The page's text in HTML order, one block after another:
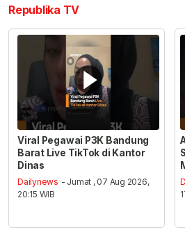
Republika TV
Viral Pegawai P3K Bandung
Barat Live TikTok di Kantor
Dinas
Dailynews - Jumat , 07 Aug 2026,
20:15 WIB